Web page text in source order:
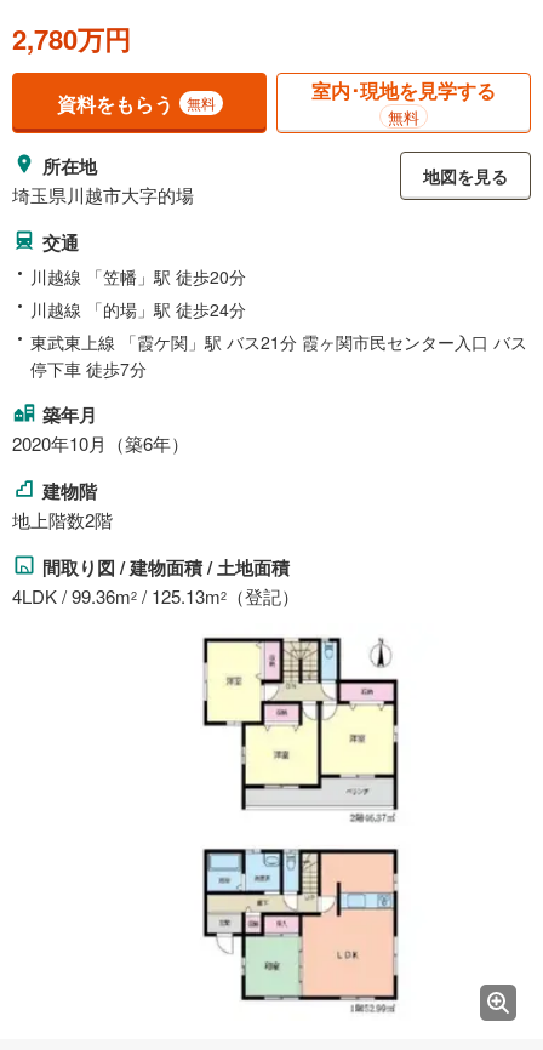
2,780万円
資料をもらう 無料 室内･現地を見学する
無料
所在地
埼玉県川越市大字的場
地図を見る
交通
川越線 「笠幡」駅 徒歩20分
川越線 「的場」駅 徒歩24分
東武東上線 「霞ケ関」駅 バス21分 霞ヶ関市民センター入口 バス
停下車 徒歩7分
築年月
2020年10月（築6年）
建物階
地上階数2階
間取り図 / 建物面積 / 土地面積
4LDK / 99.36m2 / 125.13m2 （登記）